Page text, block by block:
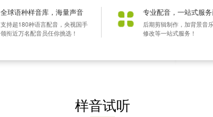
全球语种样音库，海量声音
支持超180种语言配音，央视国手
领衔近万名配音员任你挑选！
专业配音，一站式服
后期剪辑制作，加背景音
修改等一站式服务！
样音试听